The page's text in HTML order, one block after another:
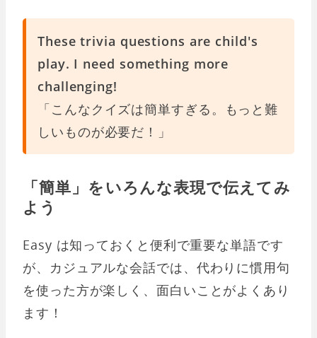
These trivia questions are child's
play. I need something more
challenging!
「こんなクイズは簡単すぎる。もっと難
しいものが必要だ！」
「簡単」をいろんな表現で伝えてみ
よう
Easy は知っておくと便利で重要な単語です
が、カジュアルな会話では、代わりに慣用句
を使った方が楽しく、面白いことがよくあり
ます！